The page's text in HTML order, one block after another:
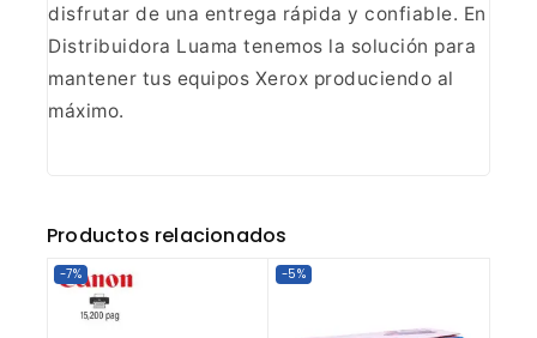
disfrutar de una entrega rápida y confiable. En
Distribuidora Luama tenemos la solución para
mantener tus equipos Xerox produciendo al
máximo.
Productos relacionados
-7% -5%